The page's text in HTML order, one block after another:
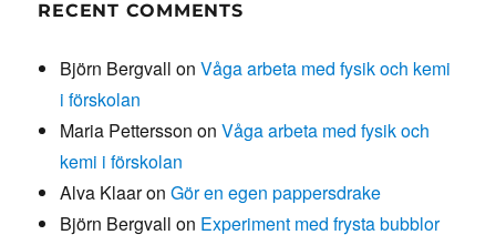
RECENT COMMENTS
Björn Bergvall onVåga arbeta med fysik och kemi
i förskolan
Maria Pettersson onVåga arbeta med fysik och
kemi i förskolan
Alva KlaaronGör en egen pappersdrake
Björn Bergvall on Experiment med frysta bubblor